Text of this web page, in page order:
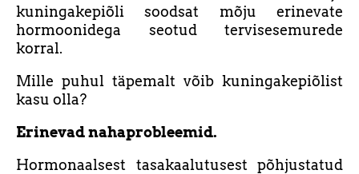
kuningakepiõli soodsat mõju erinevate
hormoonidega seotud tervisesemurede
korral.
Mille puhul täpemalt võib kuningakepiõlist
kasu olla?
Erinevad nahaprobleemid.
Hormonaalsest tasakaalutusest põhjustatud